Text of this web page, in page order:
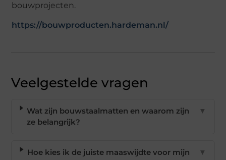
bouwprojecten.
https://bouwproducten.hardeman.nl/
Veelgestelde vragen
Wat zijn bouwstaalmatten en waarom zijn
ze belangrijk?
▼
Hoe kies ik de juiste maaswijdte voor mijn
▼